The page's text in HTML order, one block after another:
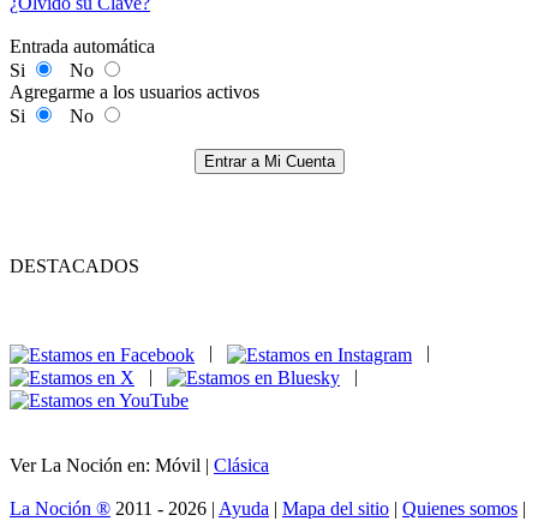
Entrada automática
Si
No
Agregarme a los usuarios activos
Si
No
Entrar a Mi Cuenta
DESTACADOS
|
|
|
|
Ver La Noción en: Móvil | Clásica
La Noción ® 2011 - 2026 | Ayuda | Mapa del sitio | Quienes somos |